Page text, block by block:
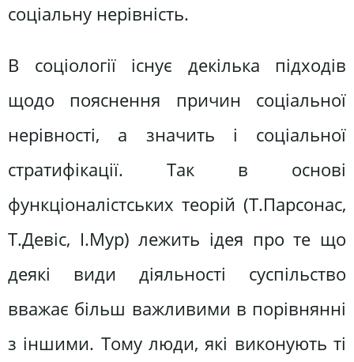
соціальну нерівність.
В соціології існує декілька підходів
щодо пояснення причин соціальної
нерівності, а значить і соціальної
стратифікації. Так в основі
функціоналістських теорій (Т.Парсонас,
Т.Девіс, І.Мур) лежить ідея про те що
деякі види діяльності суспільство
вважає більш важливими в порівнянні
з іншими. Тому люди, які виконують ті